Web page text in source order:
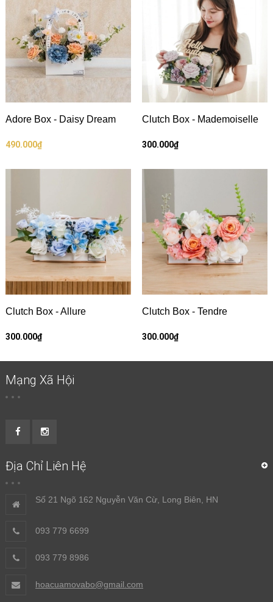
Adore Box - Daisy Dream
490.000₫
Clutch Box - Mademoiselle
300.000₫
Clutch Box - Allure
300.000₫
Clutch Box - Tendre
300.000₫
Mạng Xã Hội
Địa Chỉ Liên Hệ
Số 21 Ngõ 162 Nguyễn Văn Cừ, Long Biên, HN
093 779 6699
093 779 8986
hoacuamovabo@gmail.com